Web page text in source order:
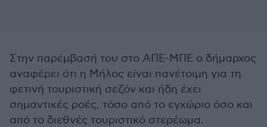
Στην παρέμβασή του στο ΑΠΕ-ΜΠΕ ο δήμαρχος
αναφέρει ότι η Μήλος είναι πανέτοιμη για τη
φετινή τουριστική σεζόν και ήδη έχει
σημαντικές ροές, τόσο από το εγχώριο όσο και
από το διεθνές τουριστικό στερέωμα.